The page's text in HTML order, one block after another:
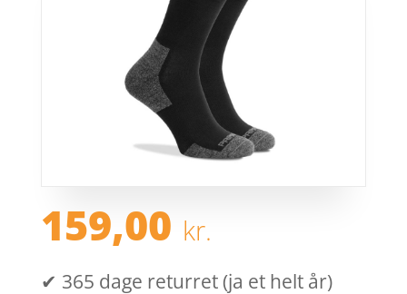
159,00 kr.
✔ 365 dage returret (ja et helt år)